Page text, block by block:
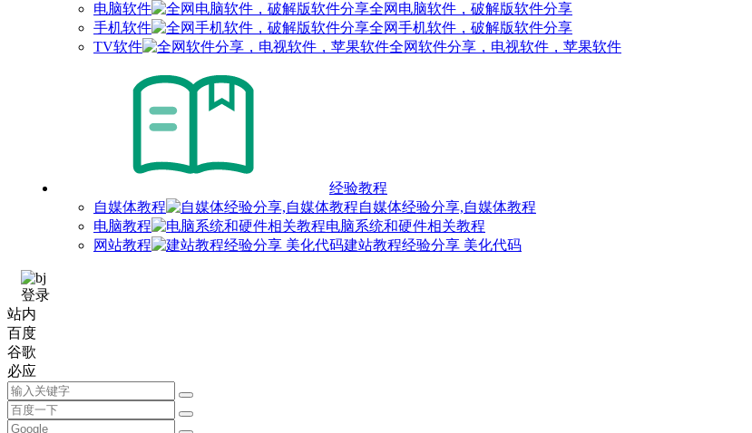
电脑软件
全网电脑软件，破解版软件分享
手机软件
全网手机软件，破解版软件分享
TV软件
全网软件分享，电视软件，苹果软件
经验教程
自媒体教程
自媒体经验分享,自媒体教程
电脑教程
电脑系统和硬件相关教程
网站教程
建站教程经验分享 美化代码
登录
站内
百度
谷歌
必应